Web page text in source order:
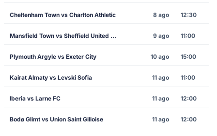
Cheltenham Town vs Charlton Athletic 8 ago 12:30
Mansfield Town vs Sheffield United FC 9 ago 11:00
Plymouth Argyle vs Exeter City 10 ago 15:00
Kairat Almaty vs Levski Sofia 11 ago 11:00
Iberia vs Larne FC 11 ago 12:00
Bodø Glimt vs Union Saint Gilloise 11 ago 12:00